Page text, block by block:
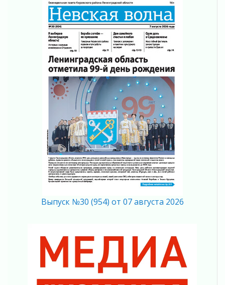
Газ ветеранам
07 августа 2026
Во Всеволожском доме-интернате оценили
выполнение работ по ремонту и уровень
заботы о проживающих
07 августа 2026
Воспитанница Сиверского ресурсного центра
прошла стажировку в Минюсте России
07 августа 2026
Итоги совещания с Комитетом по
строительству Ленинградской области
07 августа 2026
Ленобласть обновляет 91 км дорог, ведущих
к малым населенным пунктам
07 августа 2026
Более 1,5 тысячи детей Ленинградской
07 августа 2026
06 августа 2026
Михаил Ковальчук удостоен звания Героя
Труда России
06 августа 2026
Выпуск №30 (954) от 07 августа 2026